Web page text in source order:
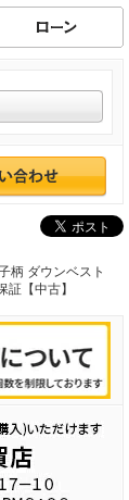
柄 ダウンベスト
【中古】